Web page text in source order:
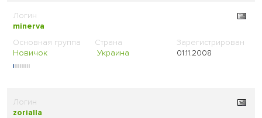
minerva
Новичок Украина 01.11.2008
zorialla